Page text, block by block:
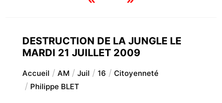
DESTRUCTION DE LA JUNGLE LE
MARDI 21 JUILLET 2009
Accueil AM Juil 16
Citoyenneté
Philippe BLET